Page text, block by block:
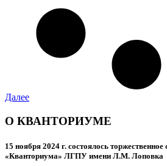
Далее
О КВАНТОРИУМЕ
15 ноября 2024 г. состоялось
«Кванториума» ЛГПУ имени Л.М. Лоповка